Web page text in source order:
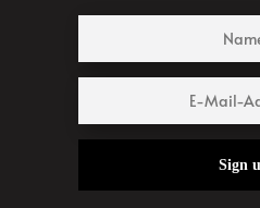
Sign